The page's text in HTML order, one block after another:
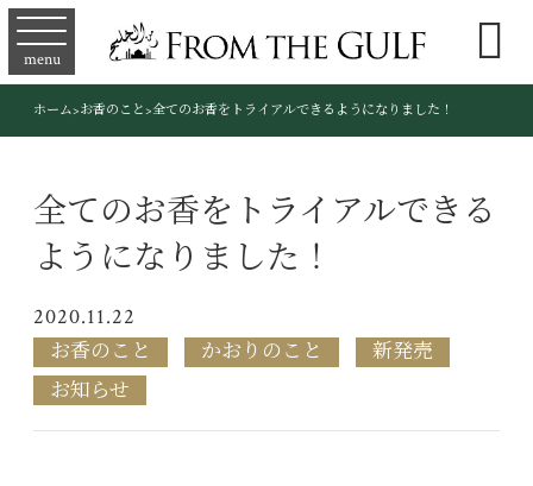
menu 
ホーム>お香のこと>全てのお香をトライアルできるようになりました！
全てのお香をトライアルできる
ようになりました！
2020.11.22
お香のこと かおりのこと
新発売
お知らせ